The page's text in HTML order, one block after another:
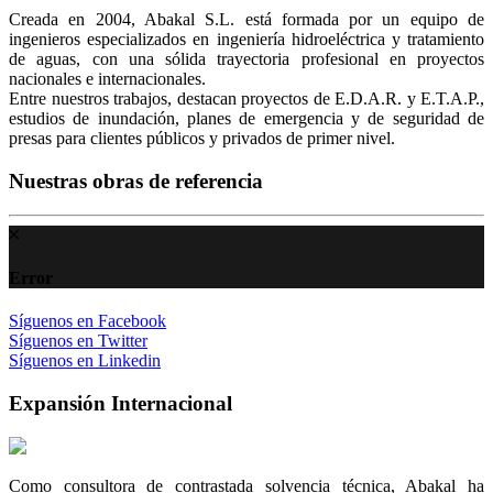
Creada en 2004, Abakal S.L. está formada por un equipo de
ingenieros especializados en ingeniería hidroeléctrica y tratamiento
de aguas, con una sólida trayectoria profesional en proyectos
nacionales e internacionales.
Entre nuestros trabajos, destacan proyectos de E.D.A.R. y E.T.A.P.,
estudios de inundación, planes de emergencia y de seguridad de
presas para clientes públicos y privados de primer nivel.
Nuestras obras de referencia
Error
Síguenos en Facebook
Síguenos en Twitter
Síguenos en Linkedin
Expansión Internacional
Como consultora de contrastada solvencia técnica, Abakal ha